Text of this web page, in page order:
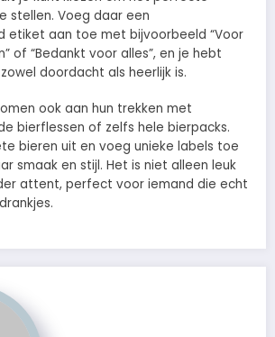
stellen. Voeg daar een
etiket aan toe met bijvoorbeeld “Voor
of “Bedankt voor alles”, en je hebt
doordacht als heerlijk is.
ook aan hun trekken met
bierflessen of zelfs hele bierpacks.
bieren uit en voeg unieke labels toe
smaak en stijl. Het is niet alleen leuk
attent, perfect voor iemand die echt